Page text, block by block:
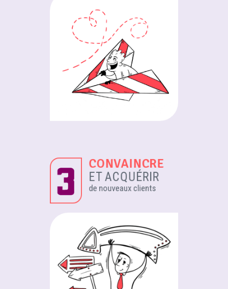
CONVAINCRE
ET ACQUÉRIR
de nouveaux clients